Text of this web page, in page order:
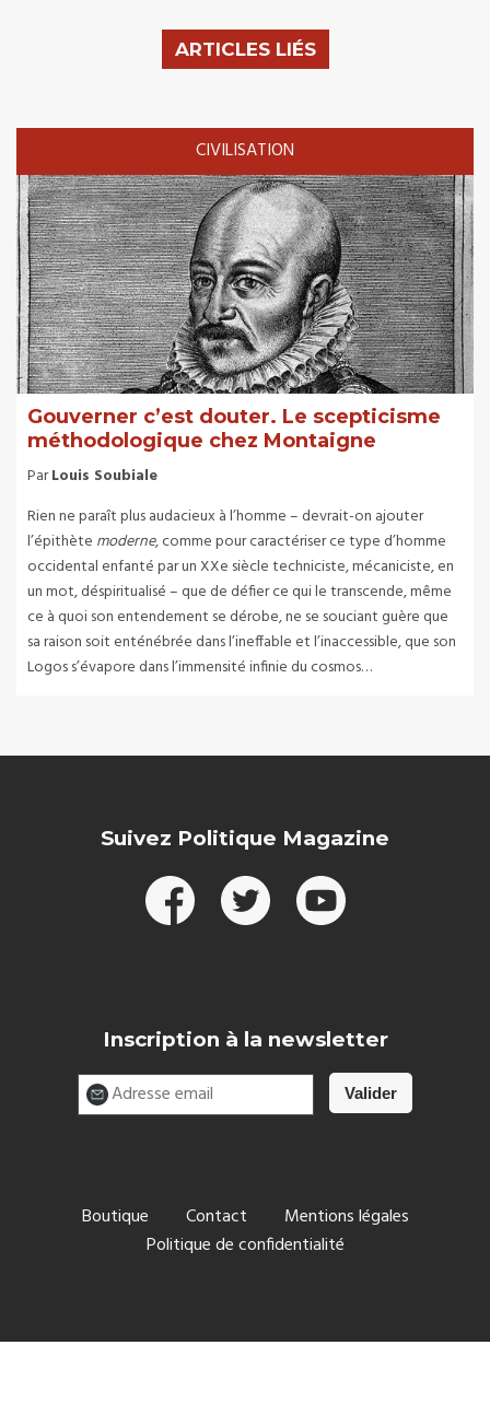
ARTICLES LIÉS
CIVILISATION
Gouverner c’est douter. Le scepticisme
méthodologique chez Montaigne
ParLouis Soubiale
Rien ne paraît plus audacieux à l’homme – devrait-on ajouter
l’épithète moderne, comme pour caractériser ce type d’homme
occidental enfanté par un XXe siècle techniciste, mécaniciste, en
un mot, déspiritualisé – que de défier ce qui le transcende, même
ce à quoi son entendement se dérobe, ne se souciant guère que
sa raison soit enténébrée dans l’ineffable et l’inaccessible, que son
Logos s’évapore dans l’immensité infinie du cosmos…
Suivez Politique Magazine
Inscription à la newsletter
Boutique Contact
Mentions légales
Politique de confidentialité